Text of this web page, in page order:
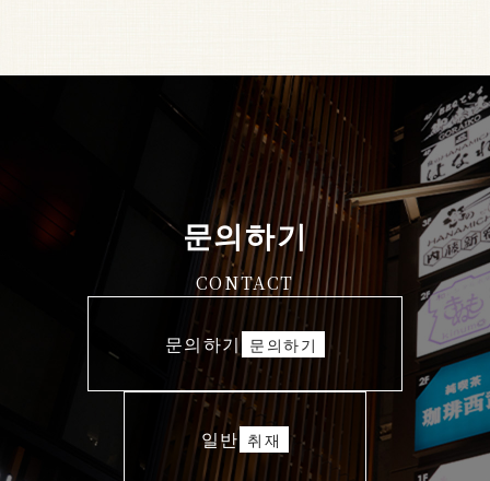
문의하기
CONTACT
문의하기 문의하기
일반 취재